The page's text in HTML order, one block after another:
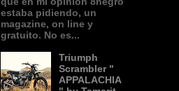
estaba pidiendo, un
magazine, on line y
gratuito. No es...
Triumph
Scrambler "
APPALACHIA